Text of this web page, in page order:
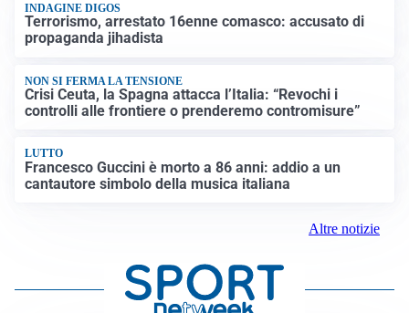
INDAGINE DIGOS
Terrorismo, arrestato 16enne comasco: accusato di
propaganda jihadista
NON SI FERMA LA TENSIONE
Crisi Ceuta, la Spagna attacca l’Italia: “Revochi i
controlli alle frontiere o prenderemo contromisure”
LUTTO
Francesco Guccini è morto a 86 anni: addio a un
cantautore simbolo della musica italiana
Altre notizie